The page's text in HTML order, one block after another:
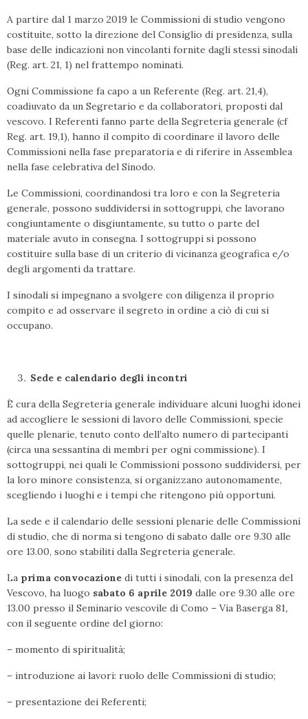
A partire dal 1 marzo 2019 le Commissioni di studio vengono
costituite, sotto la direzione del Consiglio di presidenza, sulla
base delle indicazioni non vincolanti fornite dagli stessi sinodali
(Reg. art. 21, 1) nel frattempo nominati.
Ogni Commissione fa capo a un Referente (Reg. art. 21,4),
coadiuvato da un Segretario e da collaboratori, proposti dal
vescovo. I Referenti fanno parte della Segreteria generale (cf
Reg. art. 19,1), hanno il compito di coordinare il lavoro delle
Commissioni nella fase preparatoria e di riferire in Assemblea
nella fase celebrativa del Sinodo.
Le Commissioni, coordinandosi tra loro e con la Segreteria
generale, possono suddividersi in sottogruppi, che lavorano
congiuntamente o disgiuntamente, su tutto o parte del
materiale avuto in consegna. I sottogruppi si possono
costituire sulla base di un criterio di vicinanza geografica e/o
degli argomenti da trattare.
I sinodali si impegnano a svolgere con diligenza il proprio
compito e ad osservare il segreto in ordine a ciò di cui si
occupano.
Sede e calendario degli incontri
È cura della Segreteria generale individuare alcuni luoghi idonei
ad accogliere le sessioni di lavoro delle Commissioni, specie
quelle plenarie, tenuto conto dell’alto numero di partecipanti
(circa una sessantina di membri per ogni commissione). I
sottogruppi, nei quali le Commissioni possono suddividersi, per
la loro minore consistenza, si organizzano autonomamente,
scegliendo i luoghi e i tempi che ritengono più opportuni.
La sede e il calendario delle sessioni plenarie delle Commissioni
di studio, che di norma si tengono di sabato dalle ore 9.30 alle
ore 13.00, sono stabiliti dalla Segreteria generale.
La prima convocazione di tutti i sinodali, con la presenza del
Vescovo, ha luogo sabato 6 aprile 2019 dalle ore 9.30 alle ore
13.00 presso il Seminario vescovile di Como – Via Baserga 81,
con il seguente ordine del giorno:
– momento di spiritualità;
– introduzione ai lavori: ruolo delle Commissioni di studio;
– presentazione dei Referenti;